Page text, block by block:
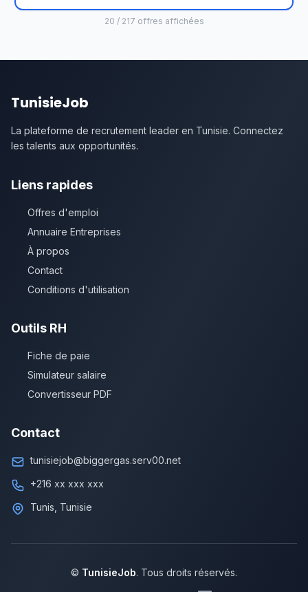
20 / 217 offres affichées
TunisieJob
La plateforme de recrutement leader en Tunisie. Connectez
les talents aux opportunités.
Liens rapides
Offres d'emploi
Annuaire Entreprises
À propos
Contact
Conditions d'utilisation
Outils RH
Fiche de paie
Simulateur salaire
Convertisseur PDF
Contact
tunisiejob@biggergas.serv00.net
+216 xx xxx xxx
Tunis, Tunisie
© TunisieJob. Tous droits réservés.